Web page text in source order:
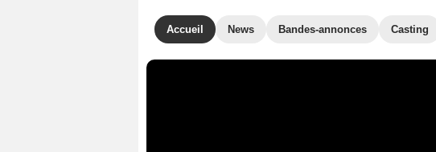
Accueil News Bandes-annonces Casting